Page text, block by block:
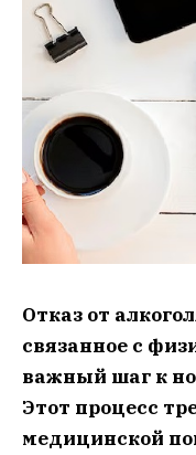
Отказ от
связанное с
важный шаг к
Этот процесс
медицинской